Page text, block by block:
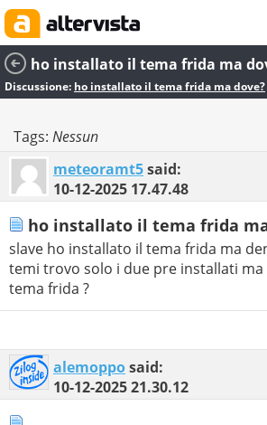
ho installato il tema frida ma
Discussione: ho installato il tema frida ma dove?
Tags: Nessun
meteoramt5said:
10-12-2025 17.47.48
ho installato il tema frida
slave ho installato il tema frida ma
temi trovo solo i due pre installati ma
tema frida ?
alemopposaid:
10-12-202521.30.12